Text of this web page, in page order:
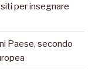
per insegnare
Paese, secondo